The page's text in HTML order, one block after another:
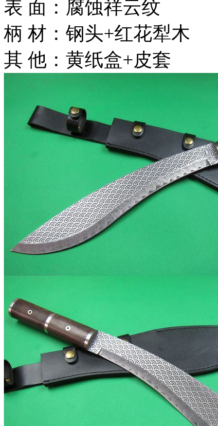
表 面：腐蚀祥云纹
柄 材：钢头+红花犁木
其 他：黄纸盒+皮套